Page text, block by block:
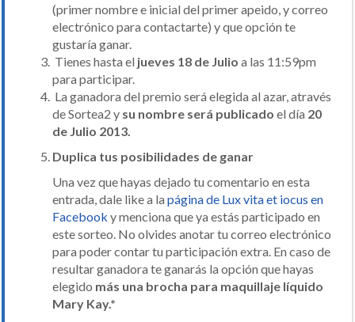
(primer nombre e inicial del primer apeido, y correo
electrónico para contactarte) y que opción te
gustaría ganar.
Tienes hasta el jueves 18 de Julio a las 11:59pm
para participar.
La ganadora del premio será elegida al azar, através
de Sortea2 y su nombre será publicado el día 20
de Julio 2013.
Duplica tus posibilidades de ganar
Una vez que hayas dejado tu comentario en esta
entrada, dale like a la página de Lux vita et iocus en
Facebook y menciona que ya estás participado en
este sorteo. No olvides anotar tu correo electrónico
para poder contar tu participación extra. En caso de
resultar ganadora te ganarás la opción que hayas
elegido más una brocha para maquillaje líquido
Mary Kay.*